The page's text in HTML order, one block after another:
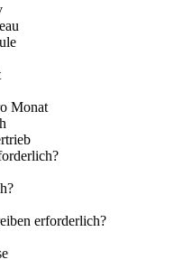
Monat
erforderlich?